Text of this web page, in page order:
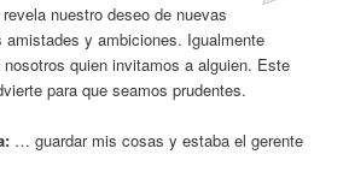
revela nuestrodeseo de nuevas
amistadesy ambiciones. Igualmente
quien invitamos a alguien. Este
para que seamos prudentes.
… guardar mis cosasy estaba el gerente